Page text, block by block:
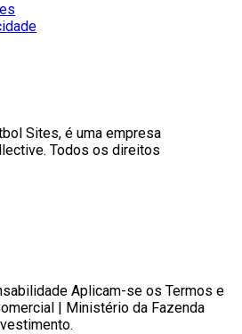
Sites, é uma empresa
Todos os direitos
Aplicam-se os Termos e
| Ministério da Fazenda